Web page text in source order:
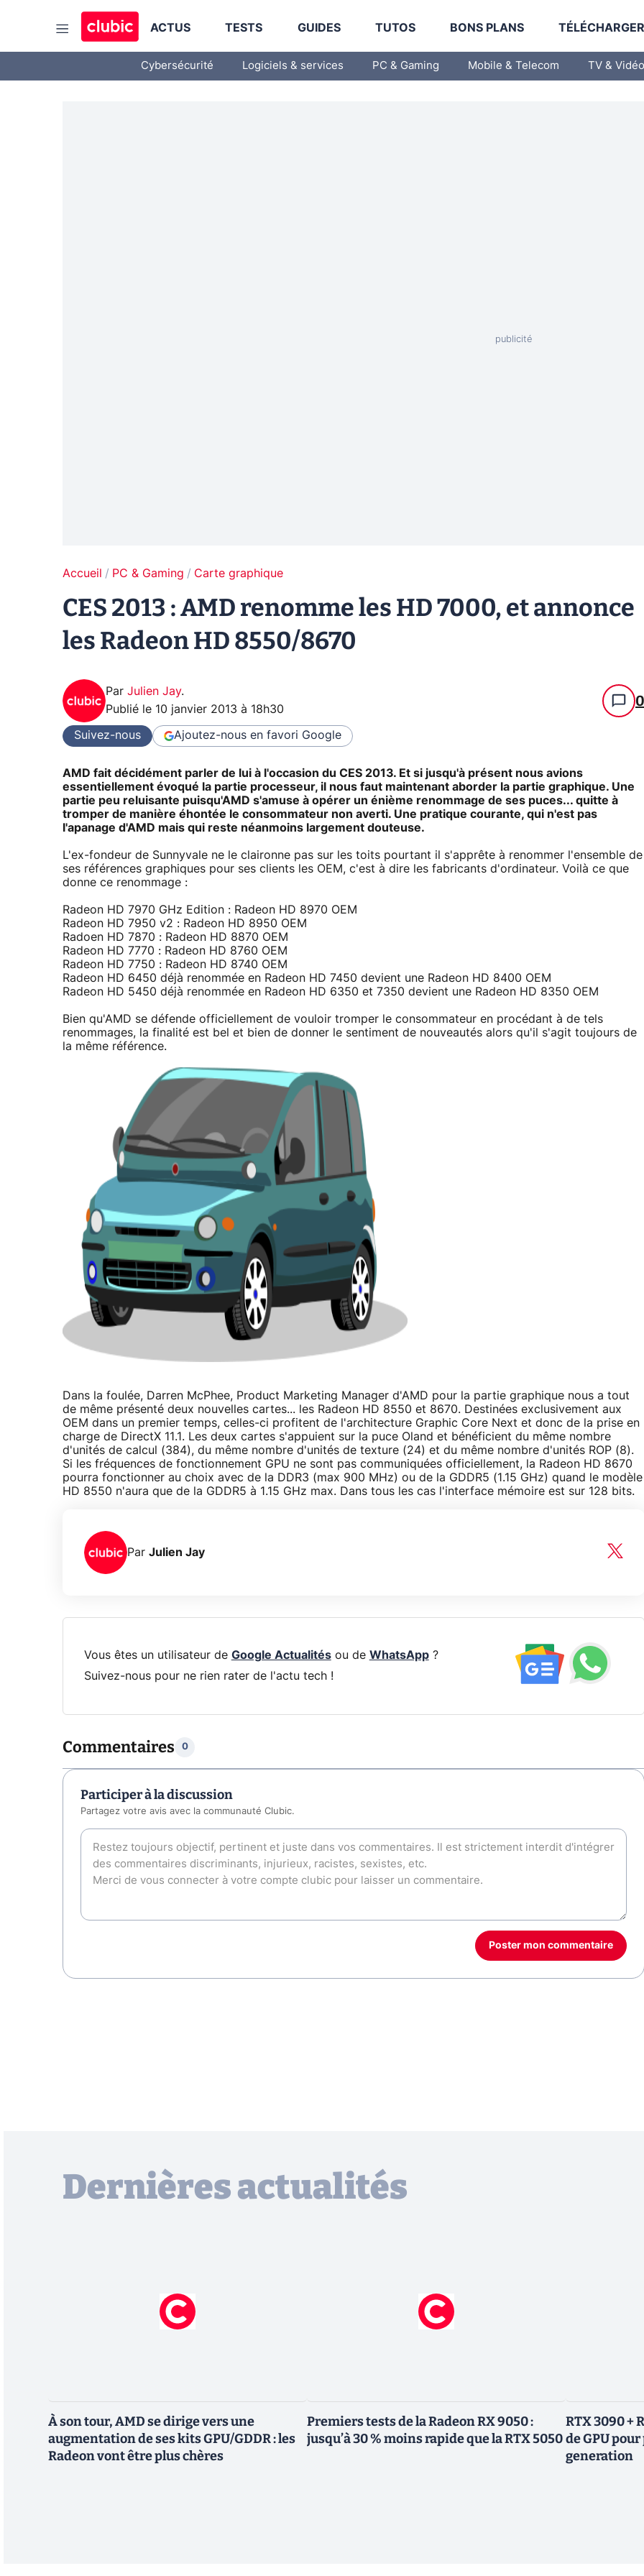
ACTUS TESTS GUIDES TUTOS BONS PLANS
Cybersécurité Logiciels & services PC & Gaming Mobile & Telecom TV & Vidéo
Accueil PC & Gaming Carte graphique
CES 2013 : AMD renomme les HD 7000, et annonce
les Radeon HD 8550/8670
Par Julien Jay.
Publié le 10 janvier 2013 à 18h30 0
Suivez-nous Ajoutez-nous en favori Google
AMD fait décidément parler de lui à l'occasion du CES 2013. Et si jusqu'à présent nous avions
essentiellement évoqué la partie processeur, il nous faut maintenant aborder la partie graphique. Une
partie peu reluisante puisqu'AMD s'amuse à opérer un énième renommage de ses puces... quitte à
tromper de manière éhontée le consommateur non averti. Une pratique courante, qui n'est pas
l'apanage d'AMD mais qui reste néanmoins largement douteuse.
L'ex-fondeur de Sunnyvale ne le claironne pas sur les toits pourtant il s'apprête à renommer l'ensemble de
ses références graphiques pour ses clients les OEM, c'est à dire les fabricants d'ordinateur. Voilà ce que
donne ce renommage :
Radeon HD 7970 GHz Edition : Radeon HD 8970 OEM
Radeon HD 7950 v2 : Radeon HD 8950 OEM
Radoen HD 7870 : Radeon HD 8870 OEM
Radeon HD 7770 : Radeon HD 8760 OEM
Radeon HD 7750 : Radeon HD 8740 OEM
Radeon HD 6450 déjà renommée en Radeon HD 7450 devient une Radeon HD 8400 OEM
Radeon HD 5450 déjà renommée en Radeon HD 6350 et 7350 devient une Radeon HD 8350 OEM
Bien qu'AMD se défende officiellement de vouloir tromper le consommateur en procédant à de tels
renommages, la finalité est bel et bien de donner le sentiment de nouveautés alors qu'il s'agit toujours de
la même référence.
Dans la foulée, Darren McPhee, Product Marketing Manager d'AMD pour la partie graphique nous a tout
de même présenté deux nouvelles cartes... les Radeon HD 8550 et 8670. Destinées exclusivement aux
OEM dans un premier temps, celles-ci profitent de l'architecture Graphic Core Next et donc de la prise en
charge de DirectX 11.1. Les deux cartes s'appuient sur la puce Oland et bénéficient du même nombre
d'unités de calcul (384), du même nombre d'unités de texture (24) et du même nombre d'unités ROP (8).
Si les fréquences de fonctionnement GPU ne sont pas communiquées officiellement, la Radeon HD 8670
pourra fonctionner au choix avec de la DDR3 (max 900 MHz) ou de la GDDR5 (1.15 GHz) quand le modèle
HD 8550 n'aura que de la GDDR5 à 1.15 GHz max. Dans tous les cas l'interface mémoire est sur 128 bits.
Par Julien Jay
Vous êtes un utilisateur de Google Actualitésou de WhatsApp?
Suivez-nous pour ne rien rater de l'actu tech !
Commentaires 0
Participer à la discussion
Partagez votre avis avec la communauté Clubic.
Poster mon commentaire
Dernières actualités
À son tour, AMD se dirige vers une
augmentation de ses kits GPU/GDDR : les
Radeon vont être plus chères
Premiers tests de la Radeon RX 9050 :
jusqu’à 30 % moins rapide que la RTX 5050
RTX 3090 +
de GPU
generation